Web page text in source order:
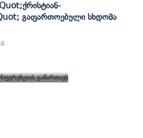
Გაფართოებული Სხდომა